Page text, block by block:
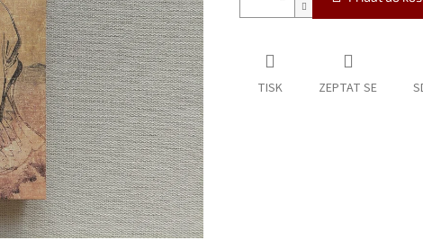
TISK ZEPTAT SE